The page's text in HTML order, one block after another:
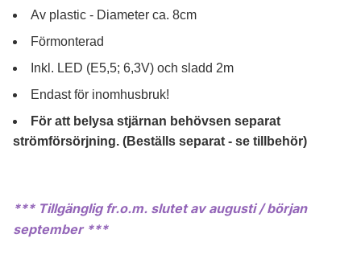
Av plastic - Diameter ca. 8cm
Förmonterad
Inkl. LED (E5,5; 6,3V) och sladd 2m
Endast för inomhusbruk!
För att belysa stjärnan behövsen separat
strömförsörjning. (Beställs separat - se tillbehör)
*** Tillgänglig fr.o.m. slutet av augusti / början
september ***